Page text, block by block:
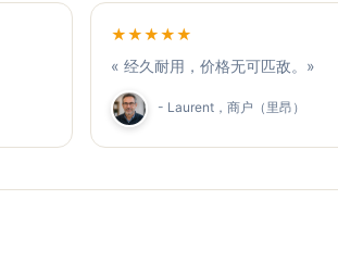
★★★★★
« 经久耐用，价格无可匹敌。»
- Laurent，商户（里昂）